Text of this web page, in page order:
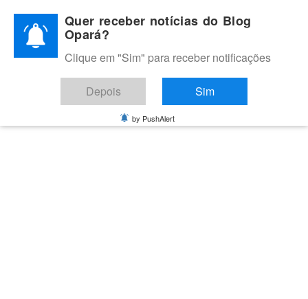
content
BLOG OPARÁ
Melhores notícias de Juazeiro, Petrolina e do Vale do São
Francisco
Quer receber notícias do Blog
Opará?
Clique em "Sim" para receber notificações
Depois Sim
by PushAlert